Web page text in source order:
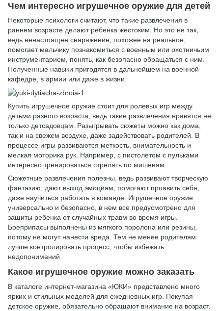
Чем интересно игрушечное оружие для детей
Некоторые психологи считают, что такие развлечения в
раннем возрасте делают ребенка жестоким. Но это не так,
ведь ненастоящее снаряжение, похожее на реальное,
помогает мальчику познакомиться с военным или охотничьим
инструментарием, понять, как безопасно обращаться с ним.
Полученные навыки пригодятся в дальнейшем на военной
кафедре, в армии или даже в жизни.
Купить игрушечное оружие стоит для ролевых игр между
детьми разного возраста, ведь такие развлечения нравятся не
только детсадовцам. Разыгрывать сюжеты можно как дома,
так и на свежем воздухе, даже задействовать родителей. В
процессе игры развиваются меткость, внимательность и
мелкая моторика рук. Например, с пистолетом с пульками
интересно тренироваться стрелять по мишеням.
Сюжетные развлечения полезны, ведь развивают творческую
фантазию, дают выход эмоциям, помогают проявить себя,
даже научиться работать в команде. Игрушечное оружие
универсально и безопасно, в нем все предусмотрено для
защиты ребенка от случайных травм во время игры.
Боеприпасы выполнены из мягкого поролона или резины,
потому не могут нанести вреда. Тем не менее родителям
лучше контролировать процесс, чтобы избежать
недопониманий.
Какое игрушечное оружие можно заказать
В каталоге интернет-магазина «ЮКИ» представлено много
ярких и стильных моделей для ежедневных игр. Покупая
детское оружие, обязательно обращают внимание на возраст,